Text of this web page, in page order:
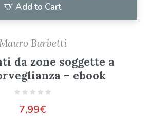
Add to Cart
Mauro Barbetti
da zone soggette a
– ebook
7,99€